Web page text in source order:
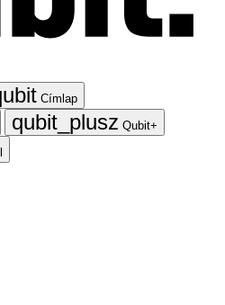
Címlap
Qubit+